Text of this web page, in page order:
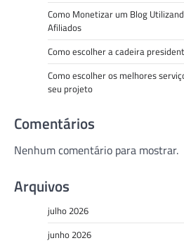
Como Monetizar um Blog
Afiliados
Como escolher a cadeira
Como escolher os melhores
seu projeto
Comentários
Nenhum comentário para mostrar.
Arquivos
julho 2026
junho 2026